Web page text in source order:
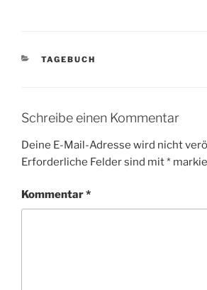
KATEGORIEN
TAGEBUCH
Schreibe einen Kommentar
Deine E-Mail-Adresse wird nicht
Erforderliche Felder sind mit*
Kommentar*